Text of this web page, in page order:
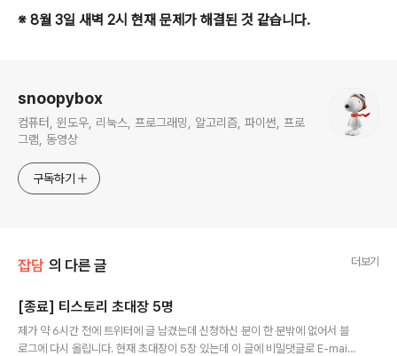
※ 8월 3일 새벽 2시 현재 문제가 해결된 것 같습니다.
snoopybox
컴퓨터, 윈도우, 리눅스, 프로그래밍, 알고리즘, 파이썬, 프로
그램, 동영상
구독하기
잡담 의 다른 글 더보기
[종료] 티스토리 초대장 5명
제가 약 6시간 전에 트위터에 글 남겼는데 신청하신 분이 한 분밖에 없어서 블
로그에 다시 올립니다. 현재 초대장이 5장 있는데 이 글에 비밀댓글로 E-mail